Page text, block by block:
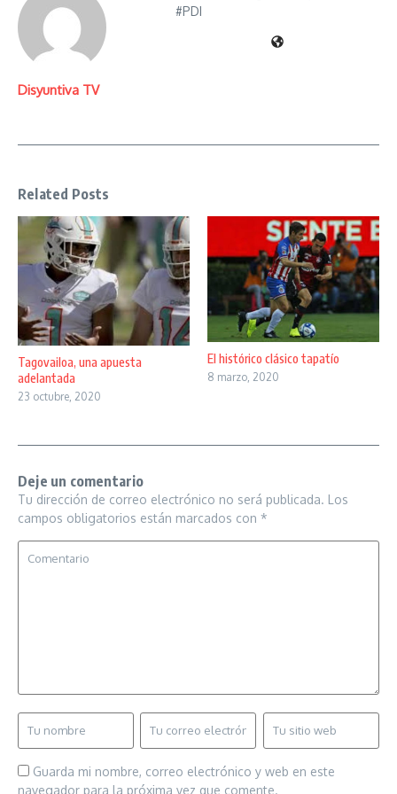
Disyuntiva TV
#PDI
Related Posts
Tagovailoa, una apuesta
adelantada
23 octubre, 2020
El histórico clásico tapatío
8 marzo, 2020
Deje un comentario
Tu dirección de correo electrónico no será publicada. Los
campos obligatorios están marcados con *
Guarda mi nombre, correo electrónico y web en este
navegador para la próxima vez que comente.